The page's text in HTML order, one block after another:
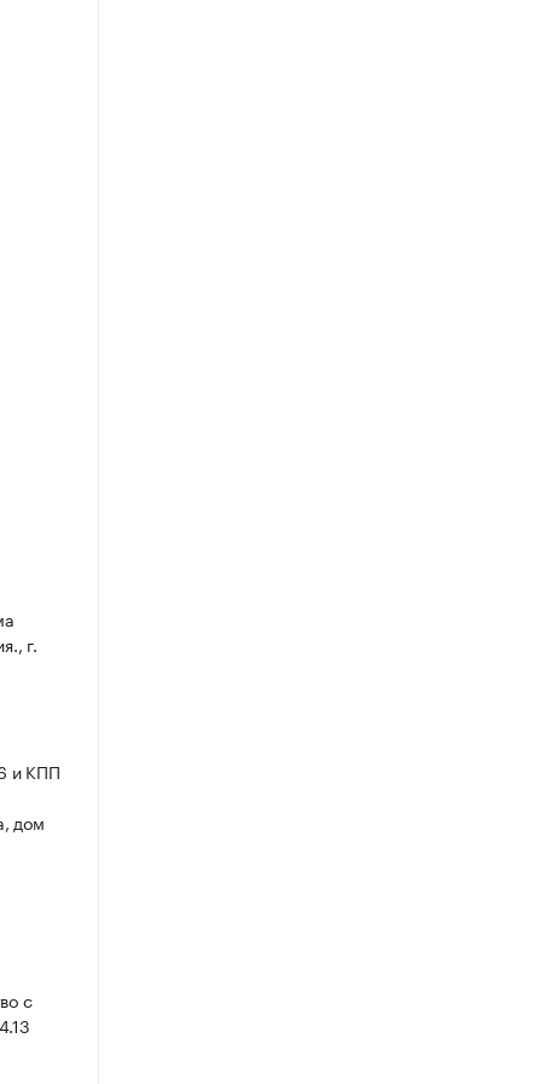
г.
и КПП
дом
с